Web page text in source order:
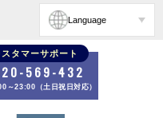
Language
タマーサポート
569-432
～23:00（土日祝日対応）